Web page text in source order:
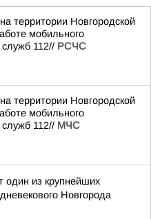
территории Новгородской
мобильного
112// РСЧС
территории Новгородской
мобильного
112// МЧС
один из крупнейших
Новгорода